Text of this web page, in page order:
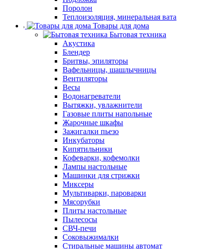
Поролон
Теплоизоляция, минеральная вата
Товары для дома
Бытовая техника
Акустика
Блендер
Бритвы, эпиляторы
Вафельницы, шашлычницы
Вентиляторы
Весы
Водонагреватели
Вытяжки, увлажнители
Газовые плиты напольные
Жарочные шкафы
Зажигалки пьезо
Инкубаторы
Кипятильники
Кофеварки, кофемолки
Лампы настольные
Машинки для стрижки
Миксеры
Мультиварки, пароварки
Мясорубки
Плиты настольные
Пылесосы
СВЧ-печи
Соковыжималки
Стиральные машины автомат